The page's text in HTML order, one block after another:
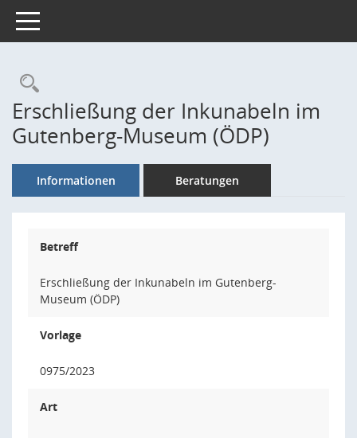
Toggle navigation
Rechercheauswahl
Erschließung der Inkunabeln im
Gutenberg-Museum (ÖDP)
Informationen Beratungen
Betreff
Erschließung der Inkunabeln im Gutenberg-
Museum (ÖDP)
Vorlage
0975/2023
Art